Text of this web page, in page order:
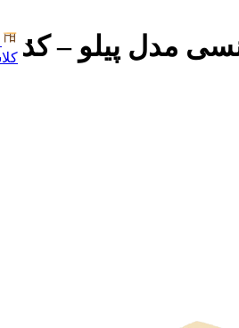
مدل پیلو – کد